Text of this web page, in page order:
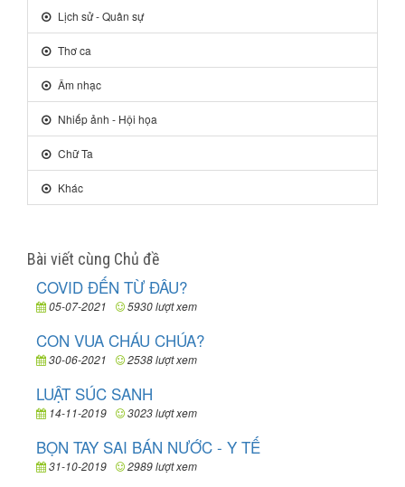
Lịch sử - Quân sự
Thơ ca
Âm nhạc
Nhiếp ảnh - Hội họa
Chữ Ta
Khác
Bài viết cùng Chủ đề
COVID ĐẾN TỪ ĐÂU?
05-07-2021 5930 lượt xem
CON VUA CHÁU CHÚA?
30-06-2021 2538 lượt xem
LUẬT SÚC SANH
14-11-2019 3023 lượt xem
BỌN TAY SAI BÁN NƯỚC - Y TẾ
31-10-2019 2989 lượt xem